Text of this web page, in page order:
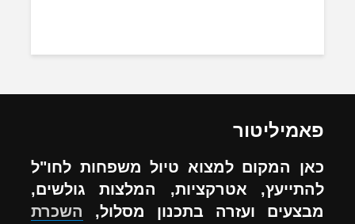
פאמיליטור
כאן המקום למצוא טיול משפחות לחו"ל
להתייעץ, אטרקציות, המלצות גולשים,
מבצעים ועזרה בתכנון מסלול, השכרת